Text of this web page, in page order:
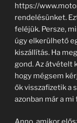
https://
rendelésünket.
feléjük. Persze,
úgy elkerülhető
kiszállítás. Ha
gond. Az átvételt
hogy mégsem
ők visszafizetik a
azonban már a